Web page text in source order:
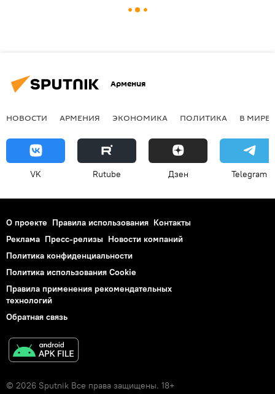
Армения
НОВОСТИ АРМЕНИЯ ЭКОНОМИКА ПОЛИТИКА В МИРЕ
VK Rutube Дзен Telegram
О проекте Правила использования Контакты
Реклама Пресс-релизы Новости компаний
Политика конфиденциальности
Политика использования Cookie
Правила применения рекомендательных
технологий
Обратная связь
© 2026 Sputnik Все права защищены. 18+